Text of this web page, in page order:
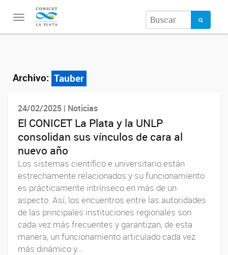
Toggle
navigation
Archivo: Tauber
24/02/2025 | Noticias
El CONICET La Plata y la UNLP
consolidan sus vínculos de cara al
nuevo año
Los sistemas científico e universitario están
estrechamente relacionados y su funcionamiento
es prácticamente intrínseco en más de un
aspecto. Así, los encuentros entre las autoridades
de las principales instituciones regionales son
cada vez más frecuentes y garantizan, de esta
manera, un funcionamiento articulado cada vez
más dinámico y...